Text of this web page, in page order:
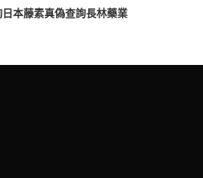
日本藤素真偽查詢長林藥業